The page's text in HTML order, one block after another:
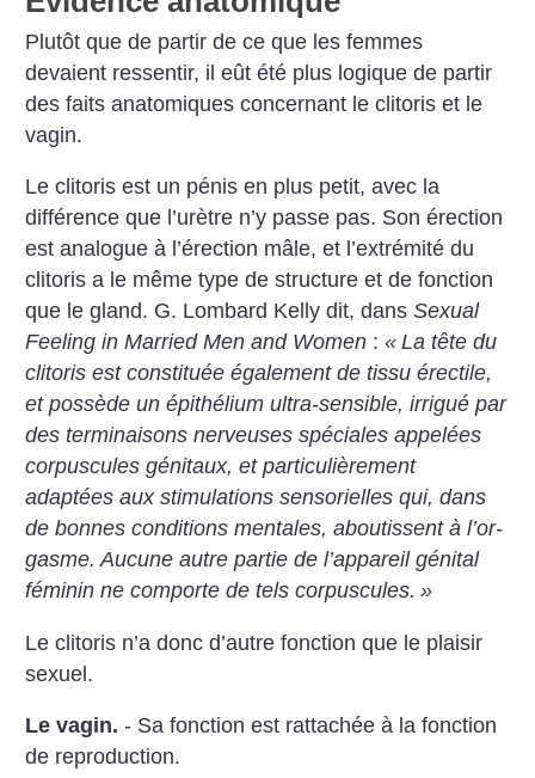
Plutôt que de partir de ce que les femmes
devaient ressentir, il eût été plus logique de partir
des faits anatomiques concernant le clitoris et le
vagin.
Le clitoris est un pénis en plus petit, avec la
différence que l’urètre n’y passe pas. Son érection
est analogue à l’érection mâle, et l’extrémité du
clitoris a le même type de structure et de fonction
que le gland. G. Lombard Kelly dit, dansSexual
Feeling in Married Men and Women :« La tête du
clitoris est constituée également de tissu érectile,
et possède un épithélium ultra-sensible, irrigué par
des terminaisons nerveuses spéciales appelées
corpuscules génitaux, et particulièrement
adaptées aux stimulations sensorielles qui, dans
de bonnes conditions mentales, aboutissent à l’or­
gasme. Aucune autre partie de l’appareil génital
féminin ne comporte de tels corpuscules. »
Le clitoris n’a donc d’autre fonction que le plaisir
sexuel.
Le vagin. - Sa fonction est rattachée à la fonction
de reproduction.